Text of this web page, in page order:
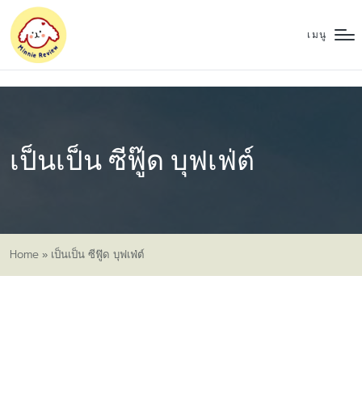
เมนู
เป็นเป็น ซีฟู๊ด บุฟเฟ่ต์
Home » เป็นเป็น ซีฟู๊ด บุฟเฟ่ต์